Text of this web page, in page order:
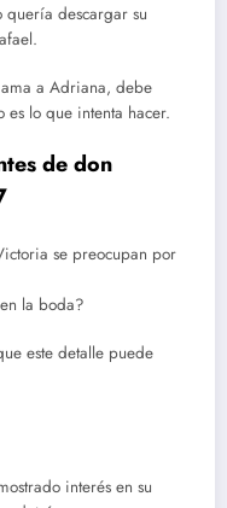
descargar su
a Adriana, debe
es lo que intenta hacer.
de don
se preocupan por
la boda?
este detalle puede
interés en su